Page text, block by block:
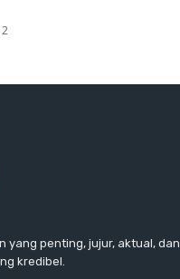
yang penting, jujur, aktual, dan
kredibel.